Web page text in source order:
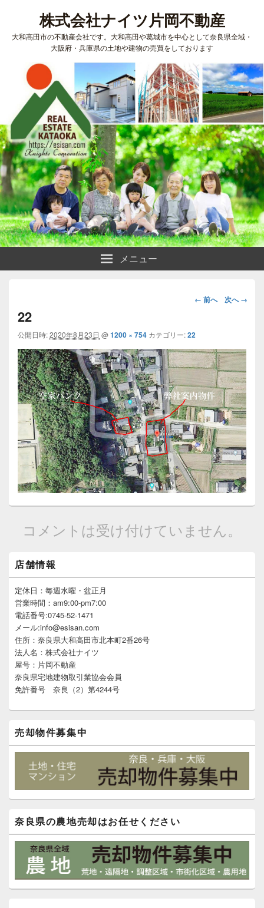
株式会社ナイツ片岡不動産
大和高田市の不動産会社です。大和高田や葛城市を中心として奈良県全域・
大阪府・兵庫県の土地や建物の売買をしております
メニュー
画
ビ
ゲ
ー
ョ
ン
← 前へ 次へ →
22
公開日時:2020年8月23日 @1200 × 754 カテゴリー:22
コメントは受け付けていません。
イ
ン
サ
イ
ー
ウ
ィ
ェ
ッ
ト
店舗情報
定休日：毎週水曜・盆正月
営業時間：am9:00-pm7:00
電話番号:0745-52-1471
メール:info@esisan.com
住所：奈良県大和高田市北本町2番26号
法人名：株式会社ナイツ
屋号：片岡不動産
奈良県宅地建物取引業協会会員
免許番号 奈良（2）第4244号
売却物件募集中
奈良県の農地売却はお任せください